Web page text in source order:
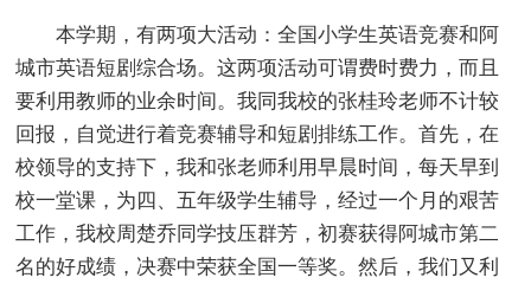
本学期，有两项大活动：全国小学生英语竞赛和阿
城市英语短剧综合场。这两项活动可谓费时费力，而且
要利用教师的业余时间。我同我校的张桂玲老师不计较
回报，自觉进行着竞赛辅导和短剧排练工作。首先，在
校领导的支持下，我和张老师利用早晨时间，每天早到
校一堂课，为四、五年级学生辅导，经过一个月的艰苦
工作，我校周楚乔同学技压群芳，初赛获得阿城市第二
名的好成绩，决赛中荣获全国一等奖。然后，我们又利